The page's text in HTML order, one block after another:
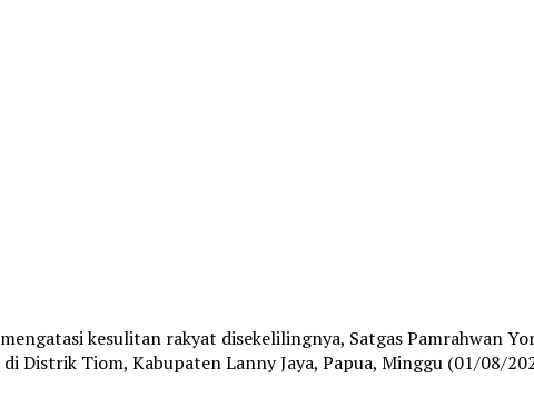
kesulitan rakyat disekelilingnya, Satgas Pamrahwan
Distrik Tiom, Kabupaten Lanny Jaya, Papua, Minggu (01/08/